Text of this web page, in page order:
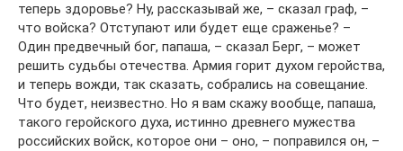
теперь здоровье? Ну, рассказывай же, – сказал граф, –
что войска? Отступают или будет еще сраженье? –
Один предвечный бог, папаша, – сказал Берг, – может
решить судьбы отечества. Армия горит духом геройства,
и теперь вожди, так сказать, собрались на совещание.
Что будет, неизвестно. Но я вам скажу вообще, папаша,
такого геройского духа, истинно древнего мужества
российских войск, которое они – оно, – поправился он, –